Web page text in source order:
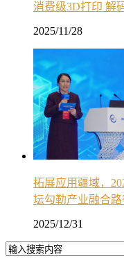
消费级3D打印 解
2025/11/28
拓展应用疆域，
坛勾勒产业融合路
2025/12/31